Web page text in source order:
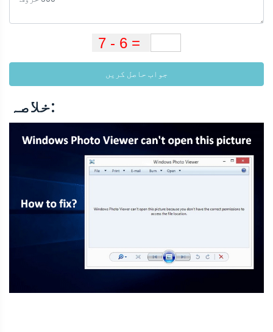
جواب حاصل کریں
خلاصہ: